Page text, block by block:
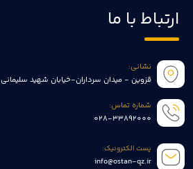
ارتباط با ما
نشانی:
قزوین - میدان سرداران-خیابان شهید سلیمانی
شماره تماس:
028-33892000
پست الکترونیک:
info@ostan-qz.ir